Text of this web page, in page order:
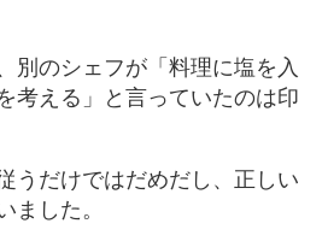
別のシェフが「料理に塩を入
考える」と言っていたのは印
うだけではだめだし、正しい
ました。